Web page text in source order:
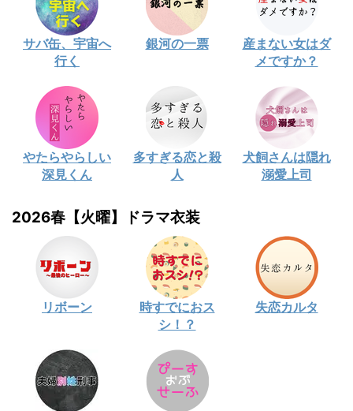
サバ缶、宇宙へ
行く
銀河の一票
産まない女はダ
メですか？
やたらやらしい
深見くん
多すぎる恋と殺
人
犬飼さんは隠れ
溺愛上司
2026春【火曜】ドラマ衣装
リボーン
時すでにおス
シ！？
失恋カルタ